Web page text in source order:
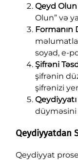
Qeyd
Olun” və
Formanın
soyad, e-
Şifrəni
şifrənin
şifrənizi
düyməsini
Qeydiyyatdan
Qeydiyyat